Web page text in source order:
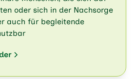
oder sich in der Nachsorge
auch für begleitende